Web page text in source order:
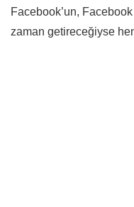
Facebook’un,
zaman getireceğiyse